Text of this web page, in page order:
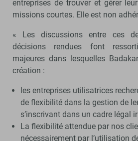
entreprises de trouver et gérer
missions courtes. Elle est non
« Les discussions entre ces
décisions rendues font
majeures dans lesquelles
création :
les entreprises utilisatrices
de flexibilité dans la gestion de
s’inscrivant dans un cadre légal
La flexibilité attendue par nos
nécessairement par l’utilisation